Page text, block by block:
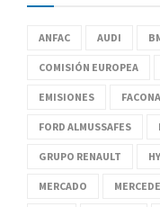
ANFAC AUDI
COMISIÓN EUROPEA
EMISIONES
FORD ALMUSSAFES
GRUPO RENAULT
MERCADO